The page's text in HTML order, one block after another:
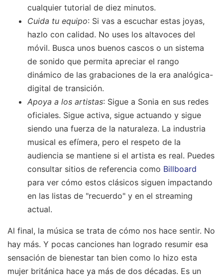
cualquier tutorial de diez minutos.
Cuida tu equipo: Si vas a escuchar estas joyas,
hazlo con calidad. No uses los altavoces del
móvil. Busca unos buenos cascos o un sistema
de sonido que permita apreciar el rango
dinámico de las grabaciones de la era analógica-
digital de transición.
Apoya a los artistas: Sigue a Sonia en sus redes
oficiales. Sigue activa, sigue actuando y sigue
siendo una fuerza de la naturaleza. La industria
musical es efímera, pero el respeto de la
audiencia se mantiene si el artista es real. Puedes
consultar sitios de referencia como Billboard
para ver cómo estos clásicos siguen impactando
en las listas de "recuerdo" y en el streaming
actual.
Al final, la música se trata de cómo nos hace sentir. No
hay más. Y pocas canciones han logrado resumir esa
sensación de bienestar tan bien como lo hizo esta
mujer británica hace ya más de dos décadas. Es un